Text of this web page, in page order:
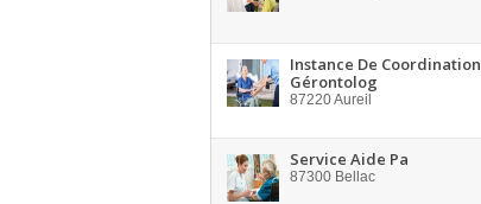
Instance De Coordination
Gérontolog
87220Aureil
Service Aide Pa
87300 Bellac